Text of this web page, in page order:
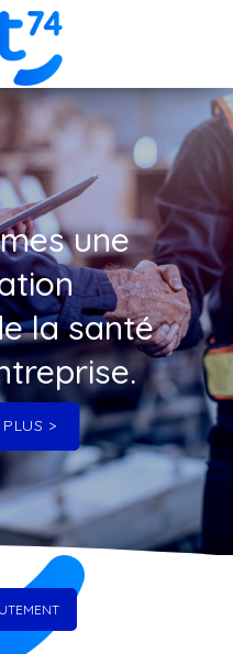
une
la santé